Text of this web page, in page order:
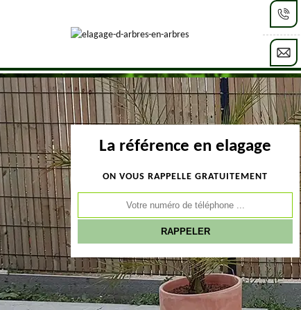
La référence en elagage
ON VOUS RAPPELLE GRATUITEMENT